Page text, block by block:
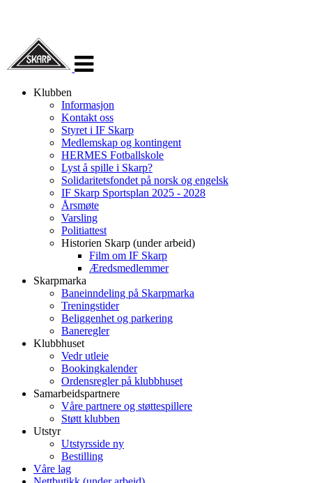
navigasjon
Klubben
Informasjon
Kontakt oss
Styret i IF Skarp
Medlemskap og kontingent
HERMES Fotballskole
Lyst å spille i Skarp?
Solidaritetsfondet på norsk og engelsk
IF Skarp Sportsplan 2025 - 2028
Årsmøte
Varsling
Politiattest
Historien Skarp (under arbeid)
Film om IF Skarp
Æredsmedlemmer
Skarpmarka
Baneinndeling på Skarpmarka
Treningstider
Beliggenhet og parkering
Baneregler
Klubbhuset
Vedr utleie
Bookingkalender
Ordensregler på klubbhuset
Samarbeidspartnere
Våre partnere og støttespillere
Støtt klubben
Utstyr
Utstyrsside ny
Bestilling
Våre lag